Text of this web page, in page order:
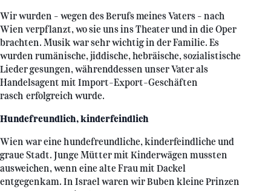
Wir wurden – wegen des Berufs meines Vaters – nach
Wien verpflanzt, wo sie uns ins Theater und in die Oper
brachten. Musik war sehr wichtig in der Familie. Es
wurden rumänische, jiddische, hebräische, sozialistische
Lieder gesungen, währenddessen unser Vater als
Handelsagent mit Import-Export-Geschäften
rasch erfolgreich wurde.
Hundefreundlich, kinderfeindlich
Wien war eine hundefreundliche, kinderfeindliche und
graue Stadt. Junge Mütter mit Kinderwägen mussten
ausweichen, wenn eine alte Frau mit Dackel
entgegenkam. In Israel waren wir Buben kleine Prinzen